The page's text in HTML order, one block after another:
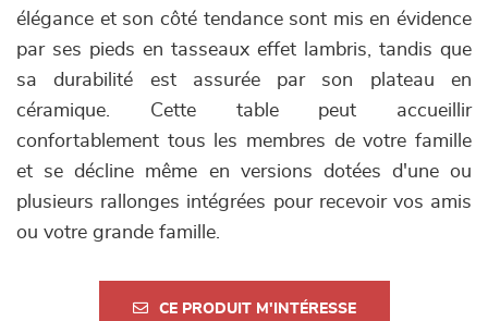
élégance et son côté tendance sont mis en évidence
par ses pieds en tasseaux effet lambris, tandis que
sa durabilité est assurée par son plateau en
céramique. Cette table peut accueillir
confortablement tous les membres de votre famille
et se décline même en versions dotées d'une ou
plusieurs rallonges intégrées pour recevoir vos amis
ou votre grande famille.
CE PRODUIT M'INTÉRESSE